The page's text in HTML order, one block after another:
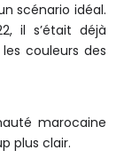
scénario idéal.
il s’était déjà
couleurs des
marocaine
plus clair.